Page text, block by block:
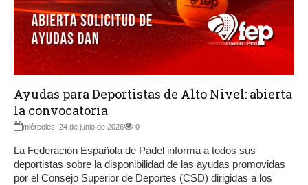
Ayudas para Deportistas de Alto Nivel: abierta
la convocatoria
miércoles, 24 de junio de 2026 0
La Federación Española de Pádel informa a todos sus
deportistas sobre la disponibilidad de las ayudas promovidas
por el Consejo Superior de Deportes (CSD) dirigidas a los